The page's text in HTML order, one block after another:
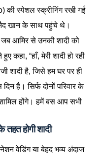
की स्पेशल स्क्रीनिंग रखी गई
खान के साथ पहुंचे थे।
जब आमिर से उनकी शादी को
कहा, “हाँ, मेरी शादी हो रही
शादी है, जिसे हम घर पर ही
है। सिर्फ दोनों परिवार के
होंगे। हमें बस आप सभी
होगी शादी
वेडिंग या बेहद भव्य अंदाज